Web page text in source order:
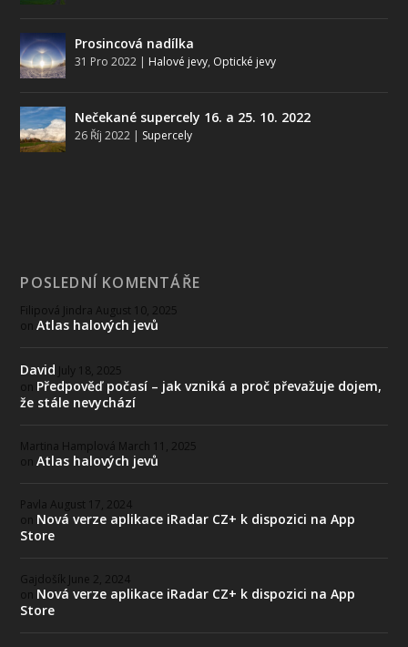
Prosincová nadílka
31 Pro 2022 | Halové jevy, Optické jevy
Nečekané supercely 16. a 25. 10. 2022
26 Říj 2022 | Supercely
POSLEDNÍ KOMENTÁŘE
Filipová Jindra August 10, 2025
onAtlas halových jevů
David July 18, 2025
on Předpověď počasí – jak vzniká a proč převažuje dojem,
že stále nevychází
Martina Hamplová March 11, 2025
onAtlas halových jevů
Pavla August 17, 2024
on Nová verze aplikace iRadar CZ+ k dispozici na App
Store
Gajdošík June 2, 2024
on Nová verze aplikace iRadar CZ+ k dispozici na App
Store